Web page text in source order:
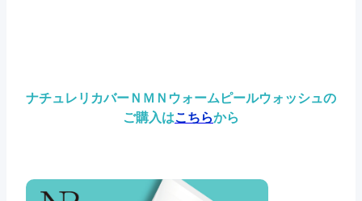
ナチュレリカバーＮＭＮウォームピールウォッシュの
ご購入はこちらから